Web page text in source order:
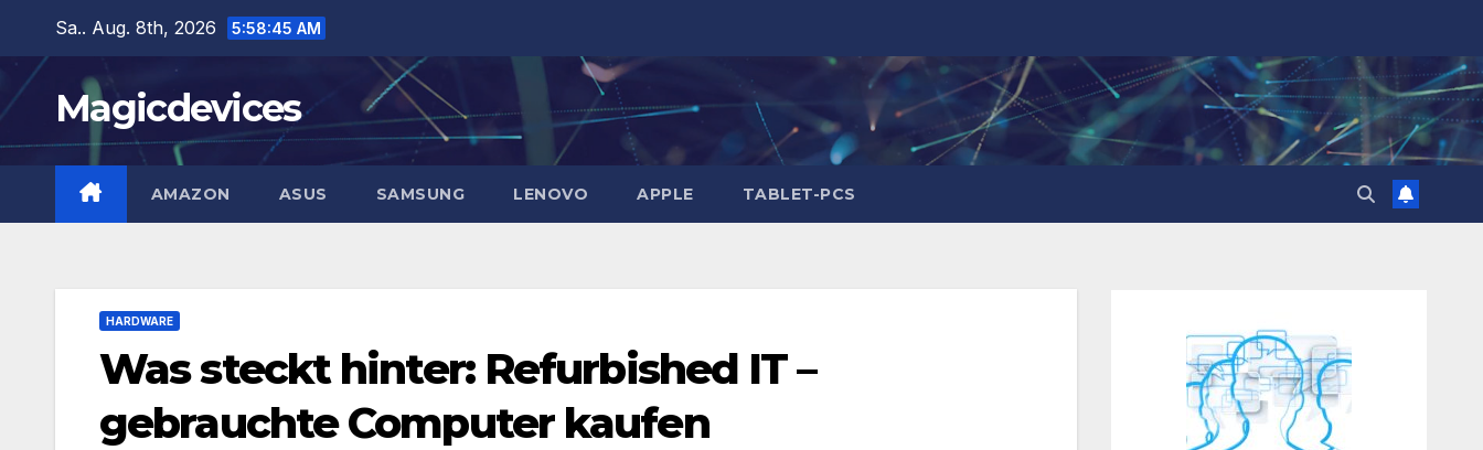
springen
Sa.. Aug. 8th, 2026 5:58:46 AM
Magicdevices
AMAZON ASUS SAMSUNG LENOVO APPLE TABLET-PCS
HARDWARE
Was steckt hinter: Refurbished IT –
gebrauchte Computer kaufen